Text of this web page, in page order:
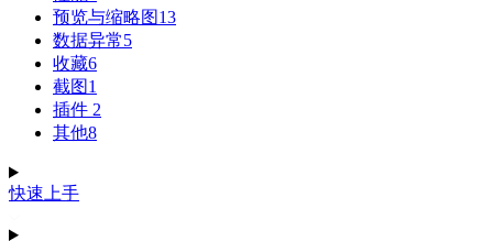
预览与缩略图13
数据异常5
收藏6
截图1
插件 2
其他8
快速上手